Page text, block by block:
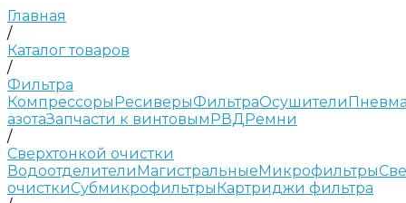
Главная
/
Каталог товаров
/
Фильтра
КомпрессорыРесиверыФильтраОсушители
азотаЗапчасти к винтовымРВДРемни
/
Сверхтонкой очистки
ВодоотделителиМагистральныеМикрофильтры
очисткиСубмикрофильтрыКартриджи фильтра